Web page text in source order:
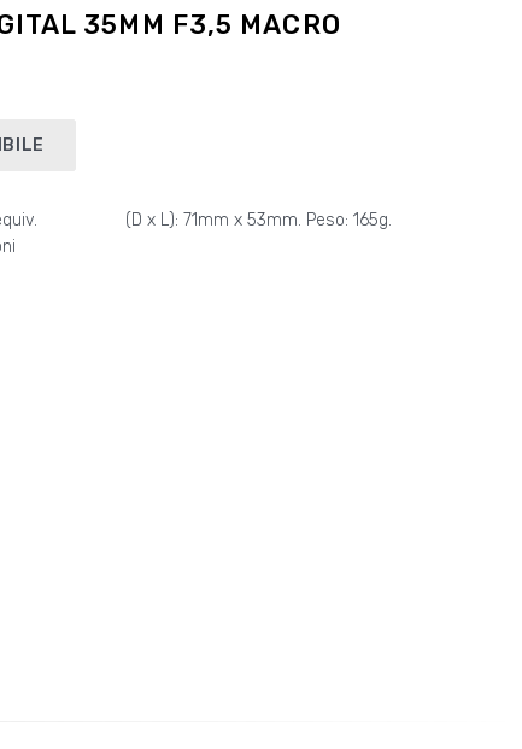
35MM F3,5 MACRO
(D x L): 71mm x 53mm. Peso: 165g.